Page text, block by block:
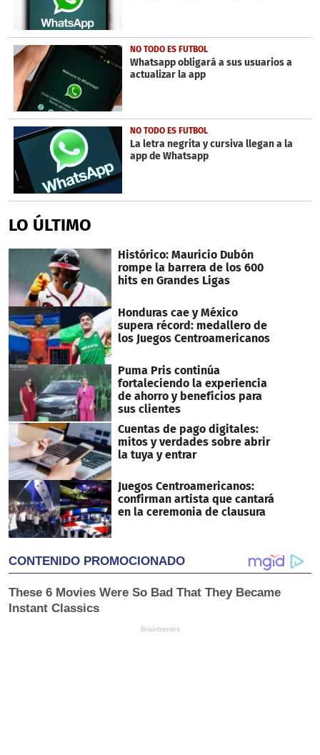
NO TODO ES FUTBOL
Whatsapp obligará a sus usuarios a
actualizar la app
NO TODO ES FUTBOL
La letra negrita y cursiva llegan a la
app de Whatsapp
LO ÚLTIMO
Histórico: Mauricio Dubón
rompe la barrera de los 600
hits en Grandes Ligas
Honduras cae y México
supera récord: medallero de
los Juegos Centroamericanos
Puma Pris continúa
fortaleciendo la experiencia
de ahorro y beneficios para
sus clientes
Cuentas de pago digitales:
mitos y verdades sobre abrir
la tuya y entrar
Juegos Centroamericanos:
confirman artista que cantará
en la ceremonia de clausura